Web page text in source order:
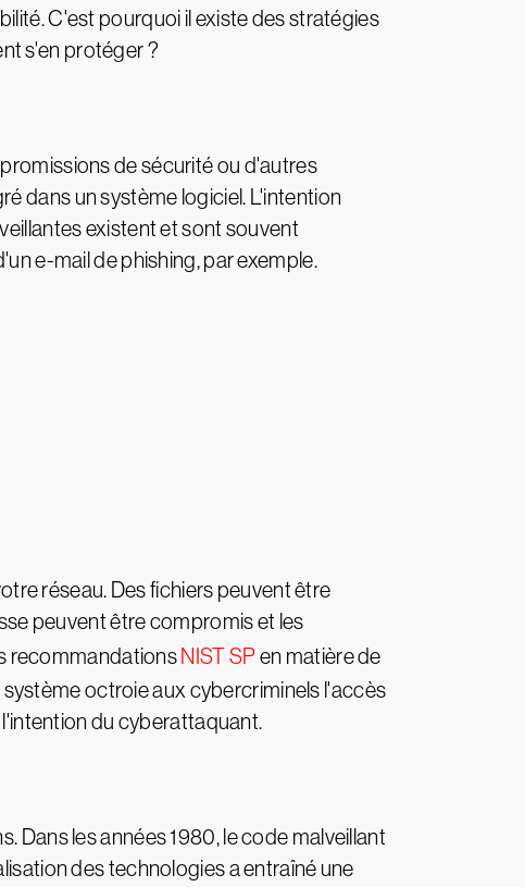
C'est pourquoi il existe des stratégies
s'en protéger ?
de sécurité ou d'autres
dans un système logiciel. L'intention
existent et sont souvent
e-mail de phishing, par exemple.
réseau. Des fichiers peuvent être
peuvent être compromis et les
recommandations NIST SPen matière de
octroie aux cybercriminels l'accès
du cyberattaquant.
Dans les années 1980, le code malveillant
des technologies a entraîné une